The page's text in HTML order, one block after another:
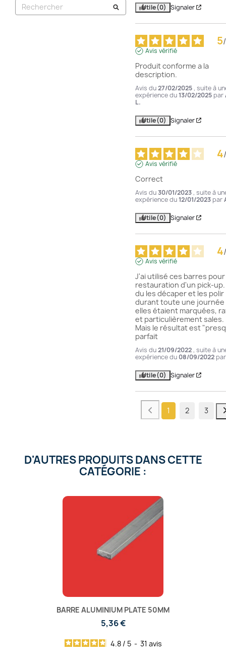
Utile(0) Signaler
5/
Avis vérifié
Produit conforme a la
description.
Avis du27/02/2025, suite à
expérience du13/02/2025 par
L.
Utile(0) Signaler
4/
Avis vérifié
Correct
Avis du 30/01/2023, suite à
expérience du12/01/2023 par
Utile(0) Signaler
4/
Avis vérifié
J'ai utilisé ces barres pour
restauration d'un pick-up.
du les décaper et les polir
durant toute une journée
elles étaient marquées,
et particulièrement sales.
Mais le résultat est
parfait
Avis du21/09/2022, suite à
expérience du 08/09/2022
Utile(0) Signaler
1 2 3
D'AUTRES PRODUITS DANS CETTE
CATÉGORIE :
BARRE ALUMINIUM PLATE 50MM
5,36 €
4.8 / 5 - 31 avis